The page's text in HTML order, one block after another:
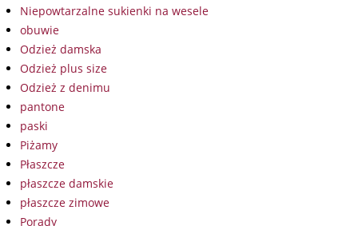
Niepowtarzalne sukienki na wesele
obuwie
Odzież damska
Odzież plus size
Odzież z denimu
pantone
paski
Piżamy
Płaszcze
płaszcze damskie
płaszcze zimowe
Porady